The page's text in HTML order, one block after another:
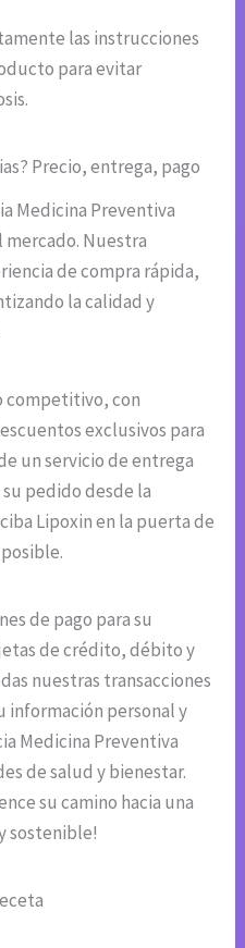
las instrucciones
para evitar
Precio, entrega, pago
Medicina Preventiva
mercado. Nuestra
de compra rápida,
la calidad y
competitivo, con
exclusivos para
un servicio de entrega
pedido desde la
Lipoxin en la puerta de
de pago para su
de crédito, débito y
nuestras transacciones
información personal y
Medicina Preventiva
de salud y bienestar.
su camino hacia una
sostenible!